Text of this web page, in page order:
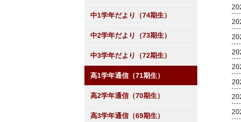
中1学年だより（74期生）
中2学年だより（73期生）
中3学年だより（72期生）
高1学年通信（71期生）
高2学年通信（70期生）
高3学年通信（69期生）